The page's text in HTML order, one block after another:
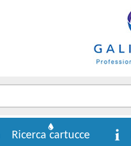
Ricerca cartucce